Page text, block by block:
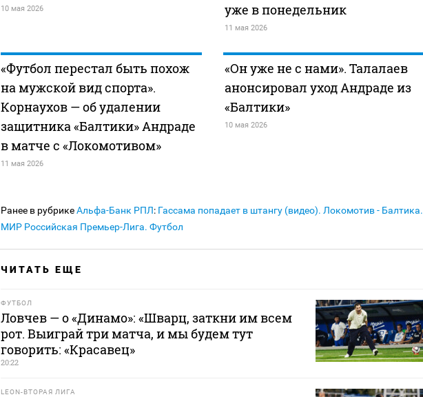
10 мая 2026
уже в понедельник
11 мая 2026
«Футбол перестал быть похож
на мужской вид спорта».
Корнаухов — об удалении
защитника «Балтики» Андраде
в матче с «Локомотивом»
11 мая 2026
«Он уже не с нами». Талалаев
анонсировал уход Андраде из
«Балтики»
10 мая 2026
Ранее в рубрикеАльфа-Банк РПЛ: Гассама попадает в штангу (видео). Локомотив - Балтика.
МИР Российская Премьер-Лига. Футбол
ЧИТАТЬ ЕЩЕ
ФУТБОЛ
Ловчев — о «Динамо»: «Шварц, заткни им всем
рот. Выиграй три матча, и мы будем тут
говорить: «Красавец»
20:22
LEON-ВТОРАЯ ЛИГА